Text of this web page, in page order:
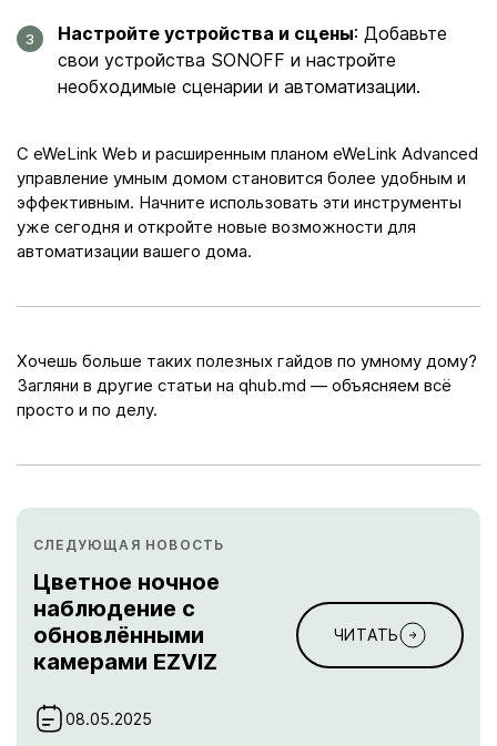
Настройте устройства и сцены: Добавьте
свои устройства SONOFF и настройте
необходимые сценарии и автоматизации.
С eWeLink Web и расширенным планом eWeLink Advanced
управление умным домом становится более удобным и
эффективным. Начните использовать эти инструменты
уже сегодня и откройте новые возможности для
автоматизации вашего дома.
Хочешь больше таких полезных гайдов по умному дому?
Загляни в другие статьи на qhub.md — объясняем всё
просто и по делу.
СЛЕДУЮЩАЯ НОВОСТЬ
Цветное ночное
наблюдение с
обновлёнными
камерами EZVIZ
08.05.2025
ЧИТАТЬ